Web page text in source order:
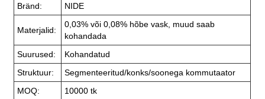
Bränd:
NIDE
Materjalid:
0,03% või 0,08% hõbe vask, muud saab
kohandada
Suurused:
Kohandatud
Struktuur:
Segmenteeritud/konks/soonega kommutaator
MOQ:
10000 tk